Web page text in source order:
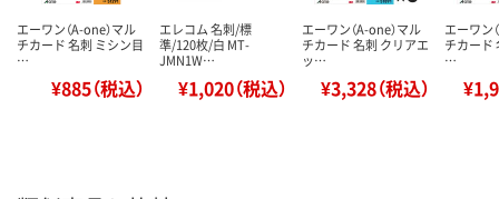
エーワン（A-one）マル
チカード 名刺 ミシン目
…
¥885（税込）
エレコム 名刺/標
準/120枚/白 MT-
JMN1W…
¥1,020（税込）
エーワン（A-one）マル
チカード 名刺 クリアエ
ッ…
¥3,328（税込）
エーワン
チカード
…